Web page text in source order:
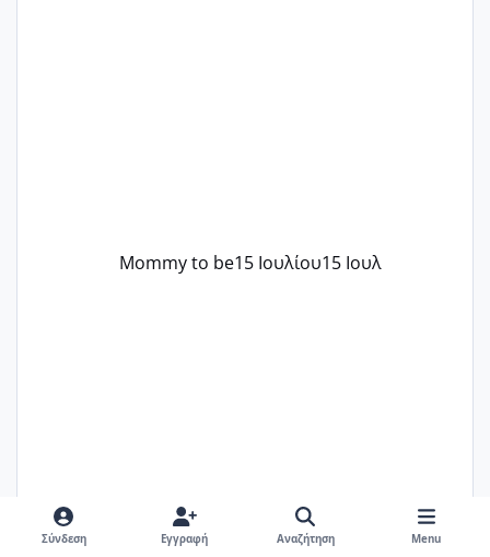
Mommy to be15 Ιουλίου15 Ιουλ
Σύνδεση Εγγραφή Αναζήτηση Menu